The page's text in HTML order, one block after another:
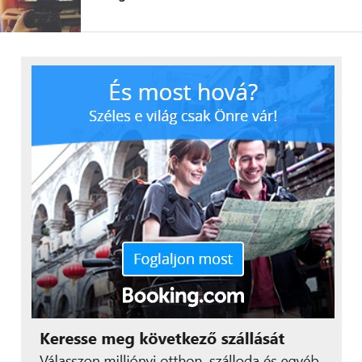
A február 25-iGalaxy Unpacked
eseményén további
információk derülnek ki a Samsung Electronics
eddigi legátfogóbb és leginkább felhasználóbarát